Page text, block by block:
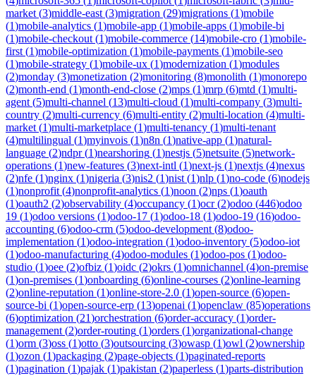
market (3)middle-east (3)migration (29)migrations (1)mobile
(1)mobile-analytics (1)mobile-app (1)mobile-apps (1)mobile-bi
(1)mobile-checkout (1)mobile-commerce (14)mobile-cro (1)mobile-
first (1)mobile-optimization (1)mobile-payments (1)mobile-seo
(1)mobile-strategy (1)mobile-ux (1)modernization (1)modules
(2)monday (3)monetization (2)monitoring (8)monolith (1)monorepo
(2)month-end (1)month-end-close (2)mps (1)mrp (6)mtd (1)multi-
agent (5)multi-channel (13)multi-cloud (1)multi-company (3)multi-
country (2)multi-currency (6)multi-entity (2)multi-location (4)multi-
market (1)multi-marketplace (1)multi-tenancy (1)multi-tenant
(4)multilingual (1)myinvois (1)n8n (1)native-app (1)natural-
language (2)ndpr(1)nearshoring (1)nestjs (5)netsuite (5)network-
operations (1)new-features (3)next-intl (1)next-js (1)nextjs (4)nexus
(2)nfe (1)nginx (1)nigeria (3)nis2 (1)nist (1)nlp (1)no-code (6)nodejs
(1)nonprofit (4)nonprofit-analytics (1)noon (2)nps (1)oauth
(1)oauth2 (2)observability (4)occupancy (1)ocr(2)odoo (446)odoo
19 (1)odoo versions (1)odoo-17 (1)odoo-18 (1)odoo-19 (16)odoo-
accounting (6)odoo-crm (5)odoo-development (8)odoo-
implementation (1)odoo-integration (1)odoo-inventory (5)odoo-iot
(1)odoo-manufacturing (4)odoo-modules (1)odoo-pos (1)odoo-
studio (1)oee (2)ofbiz (1)oidc (2)okrs (1)omnichannel (4)on-premise
(1)on-premises (1)onboarding (6)online-courses (2)online-learning
(2)online-reputation (1)online-store-2.0 (1)open-source (6)open-
source-bi (1)open-source-erp (13)openai (1)openclaw (85)operations
(6)optimization (21)orchestration (6)order-accuracy (1)order-
management (2)order-routing (1)orders (1)organizational-change
(1)orm (3)oss (1)otto (3)outsourcing (3)owasp (1)owl (2)ownership
(1)ozon (1)packaging (2)page-objects (1)paginated-reports
(1)pagination (1)pajak (1)pakistan (2)paperless (1)parts-distribution